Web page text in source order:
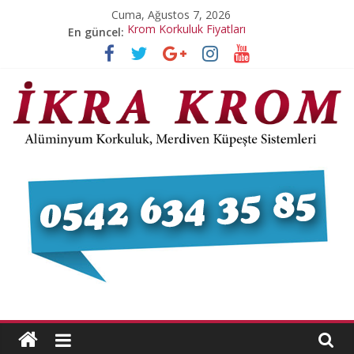
Cuma, Ağustos 7, 2026
En güncel: Krom Korkuluk Fiyatları
Pleksi Merdiven Korkulukları
Pleksi Korkuluk Dikme
Paslanmaz Krom Korkuluk
K
R
A